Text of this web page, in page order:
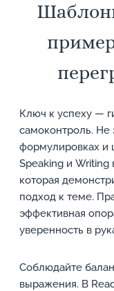
Ключ к успеху —
самоконтроль. Не
формулировках и
Speaking и Writing
которая
подход к теме.
эффективная
уверенность в
Соблюдайте
выражения. В